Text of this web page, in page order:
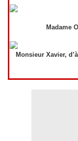
Madame
Monsieur Xavier,